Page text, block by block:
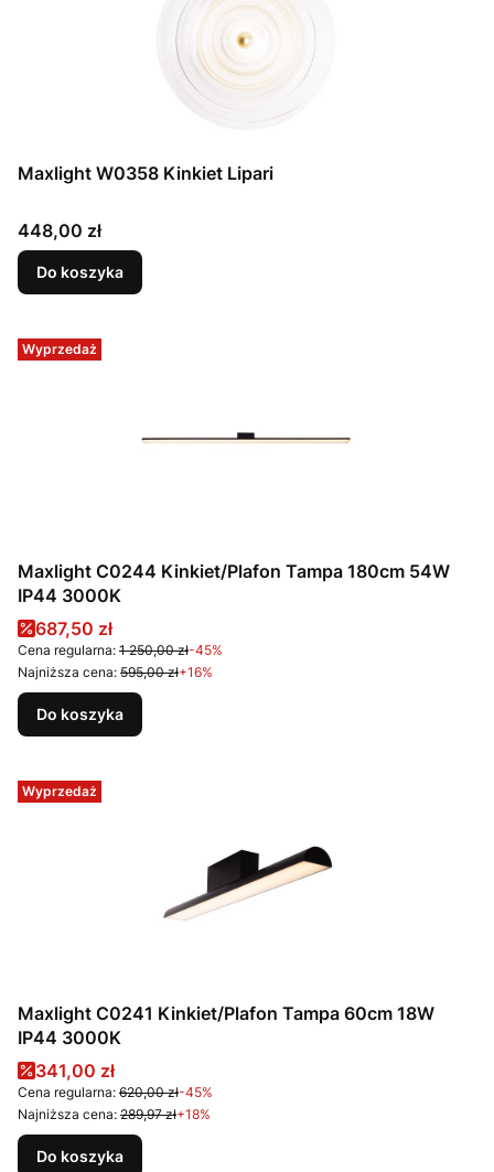
Maxlight W0358 Kinkiet Lipari
Cena
448,00 zł
Do koszyka
Wyprzedaż
Maxlight C0244 Kinkiet/Plafon Tampa 180cm 54W
IP44 3000K
Cena promocyjna
687,50 zł
Cena regularna: 1 250,00 zł-45%
Najniższa cena: 595,00 zł+16%
Do koszyka
Wyprzedaż
Maxlight C0241 Kinkiet/Plafon Tampa 60cm 18W
IP44 3000K
Cena promocyjna
341,00 zł
Cena regularna: 620,00 zł-45%
Najniższa cena: 289,97 zł+18%
Do koszyka